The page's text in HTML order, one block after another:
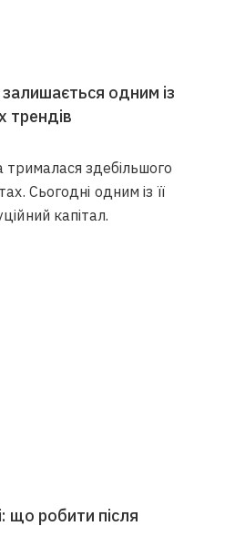
одним із
трендів
здебільшого
Сьогодні одним із її
капітал.
що робити після